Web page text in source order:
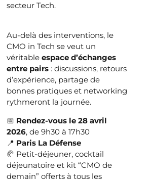
secteur Tech.
Au-delà des interventions, le
CMO in Tech se veut un
véritableespace d’échanges
entre pairs : discussions, retours
d’expérience, partage de
bonnes pratiques et networking
rythmeront la journée.
📅 Rendez-vous le 28 avril
2026, de 9h30 à 17h30
📍 Paris La Défense
🥐 Petit-déjeuner, cocktail
déjeunatoire et kit “CMO de
demain” offerts à tous les